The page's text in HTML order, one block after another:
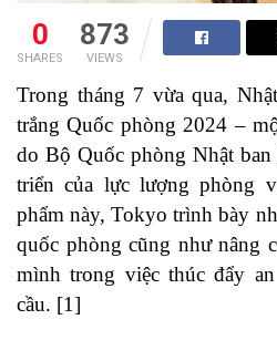
0
SHARES
873
VIEWS
Trong tháng 7 vừa qua,
trắng Quốc phòng 2024 –
do Bộ Quốc phòng Nhật ban
triển của lực lượng phòng
phẩm này, Tokyo trình bày
quốc phòng cũng như nâng
mình trong việc thúc đẩy
cầu. [1]